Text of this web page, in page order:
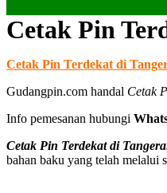
Cetak Pin
Cetak Pin Terdekat di
Gudangpin.com handal Cetak
Info pemesanan hubungi
Cetak Pin Terdekat di
bahan baku yang telah melalui